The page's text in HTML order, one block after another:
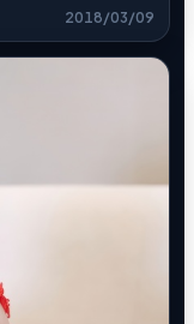
2018/03/09